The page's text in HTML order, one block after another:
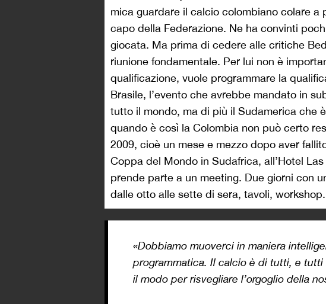
mica guardare il calcio colombiano colare a
capo della Federazione. Ne ha convinti
giocata. Ma prima di cedere alle critiche
riunione fondamentale. Per lui non è
qualificazione, vuole programmare la
Brasile, l’evento che avrebbe mandato in
tutto il mondo, ma di più il Sudamerica che
quando è così la Colombia non può certo
2009, cioè un mese e mezzo dopo aver
Coppa del Mondo in Sudafrica, all’Hotel
prende parte a un meeting. Due giorni con
dalle otto alle sette di sera, tavoli,
«Dobbiamo muoverci in maniera
programmatica. Il calcio è di tutti, e
il modo per risvegliare l’orgoglio della